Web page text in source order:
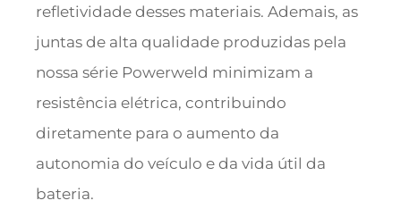
refletividade desses materiais. Ademais, as
juntas de alta qualidade produzidas pela
nossa série Powerweld minimizam a
resistência elétrica, contribuindo
diretamente para o aumento da
autonomia do veículo e da vida útil da
bateria.